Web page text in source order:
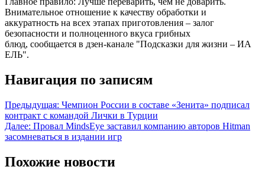
Внимательное отношение к качеству обработки и
аккуратность на всех этапах приготовления – залог
безопасности и полноценного вкуса грибных
блюд, сообщается в дзен-канале "Подсказки для жизни – ИА
ЕЛЬ".
Навигация по записям
Предыдущая: Чемпион России в составе «Зенита» подписал
контракт с командой Лички в Турции
Далее: Провал MindsEye заставил компанию авторов Hitman
засомневаться в издании игр
Похожие новости